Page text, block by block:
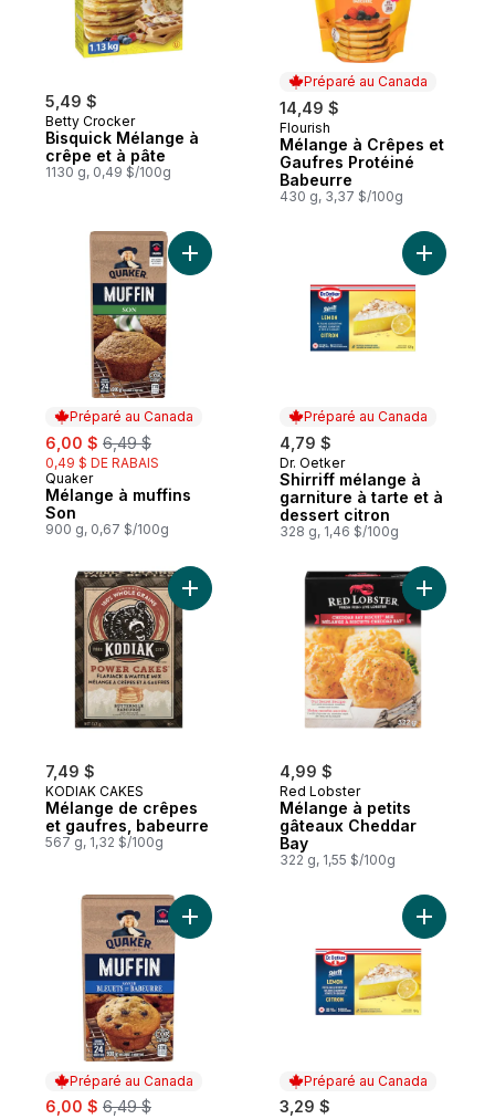
5,49 $
Betty Crocker
Bisquick Mélange à
crêpe et à pâte
1130 g, 0,49 $/100g
Préparé au Canada
14,49 $
Préparé au Canada
Flourish
Mélange à Crêpes et
Gaufres Protéiné
Babeurre
430 g, 3,37 $/100g
Préparé au Canada
sale:
6,00 $ , formerly:
6,49 $
0,49 $ DE RABAIS
Préparé au Canada
Quaker
Mélange à muffins
Son
900 g, 0,67 $/100g
Ajouter Mélange à muffins Son au panier
Préparé au Canada
4,79 $
Préparé au Canada
Dr. Oetker
Shirriff mélange à
garniture à tarte et à
dessert citron
328 g, 1,46 $/100g
Ajouter
7,49 $
KODIAK CAKES
Mélange de crêpes
et gaufres, babeurre
567 g, 1,32 $/100g
Ajouter Mélange de crêpes et gaufres,
4,99 $
Red Lobster
Mélange à petits
gâteaux Cheddar
Bay
322 g, 1,55 $/100g
Ajouter
Préparé au Canada
sale:
6,00 $ , formerly:
6,49 $
Ajouter Mélange à muffins saveur
Préparé au Canada
3,29 $
Ajouter